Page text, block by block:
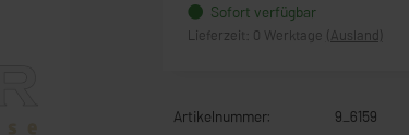
Sofort verfügbar
Lieferzeit: 0 Werktage (Ausland)
Artikelnummer:
9_6159